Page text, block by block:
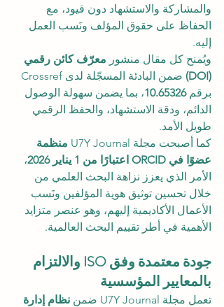
والمشاركة والاستشهاد دون قيود، مع
الحفاظ على حقوق المؤلف ونَسب العمل
إليه.
ويُمنح كل مقال منشور معرّف كائن رقمي
(DOI)
برقم 10.65326، بما يضمن سهولة الوصول
الدائم، ودقة الاستشهاد، والحفظ الرقمي
طويل الأمد.
كما أصبحت مجلة U7Y Journal
منظمة
عضوًا في ORCID اعتبارًا من 1 يناير 2026
،
الأمر الذي يعزز نزاهة البحث العلمي من
خلال تحسين توثيق هوية المؤلفين ونَسب
الأعمال الأكاديمية إليهم، وهو عنصر متزايد
الأهمية في أطر تقييم البحث العالمية.
جودة معتمدة وفق ISO والالتزام
بالمعايير المؤسسية
تعمل مجلة U7Y Journal ضمن
نظام إدارة